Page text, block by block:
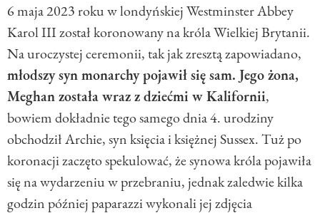
6 maja 2023 roku w londyńskiej Westminster Abbey
Karol III został koronowany na króla Wielkiej Brytanii.
Na uroczystej ceremonii, tak jak zresztą zapowiadano,
młodszy syn monarchy pojawił się sam. Jego żona,
Meghan została wraz z dziećmi w Kalifornii,
bowiem dokładnie tego samego dnia 4. urodziny
obchodził Archie, syn księcia i księżnej Sussex. Tuż po
koronacji zaczęto spekulować, że synowa króla pojawiła
się na wydarzeniu w przebraniu, jednak zaledwie kilka
godzin później paparazzi wykonali jej zdjęcia